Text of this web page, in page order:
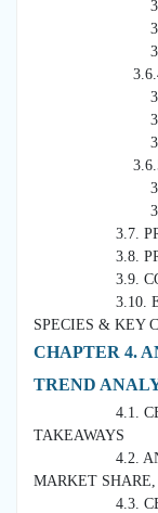
3.6.3.1.
3.6.3.2.
3.6.3.3.
3.6.4.
3.6.4.1.
3.6.4.2.
3.6.4.3.
3.6.5.
3.6.5.1.
3.6.5.2.
3.7.
3.8. PRICE-
3.9. COVID-
3.10.
SPECIES & KEY
CHAPTER 4.
TREND
4.1. CBD
TAKEAWAYS
4.2. ANIMAL
MARKET
4.3. CBD